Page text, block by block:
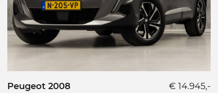
Peugeot 2008 € 14.945,-